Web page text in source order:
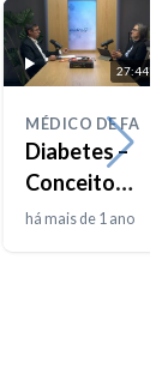
27:44
MÉDICO DE
Diabetes –
Conceitos
e números
há mais de 1 ano